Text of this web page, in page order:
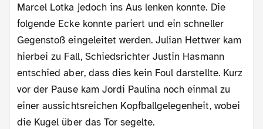
Marcel Lotka jedoch ins Aus lenken konnte. Die
folgende Ecke konnte pariert und ein schneller
Gegenstoß eingeleitet werden. Julian Hettwer kam
hierbei zu Fall, Schiedsrichter Justin Hasmann
entschied aber, dass dies kein Foul darstellte. Kurz
vor der Pause kam Jordi Paulina noch einmal zu
einer aussichtsreichen Kopfballgelegenheit, wobei
die Kugel über das Tor segelte.